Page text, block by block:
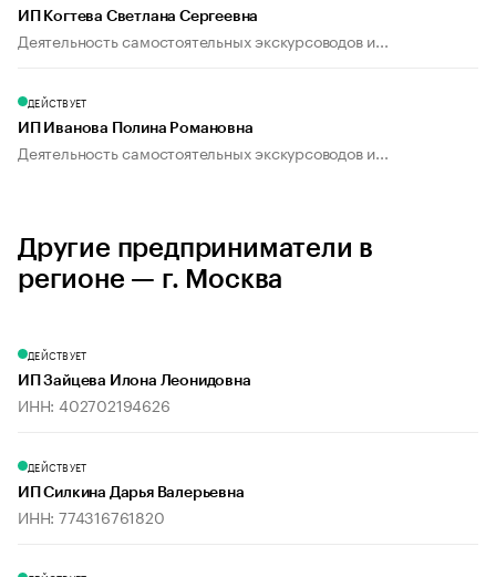
ИП Когтева Светлана Сергеевна
Деятельность самостоятельных экскурсоводов и...
ДЕЙСТВУЕТ
ИП Иванова Полина Романовна
Деятельность самостоятельных экскурсоводов и...
Другие предприниматели в
регионе — г. Москва
ДЕЙСТВУЕТ
ИП Зайцева Илона Леонидовна
ИНН: 402702194626
ДЕЙСТВУЕТ
ИП Силкина Дарья Валерьевна
ИНН: 774316761820